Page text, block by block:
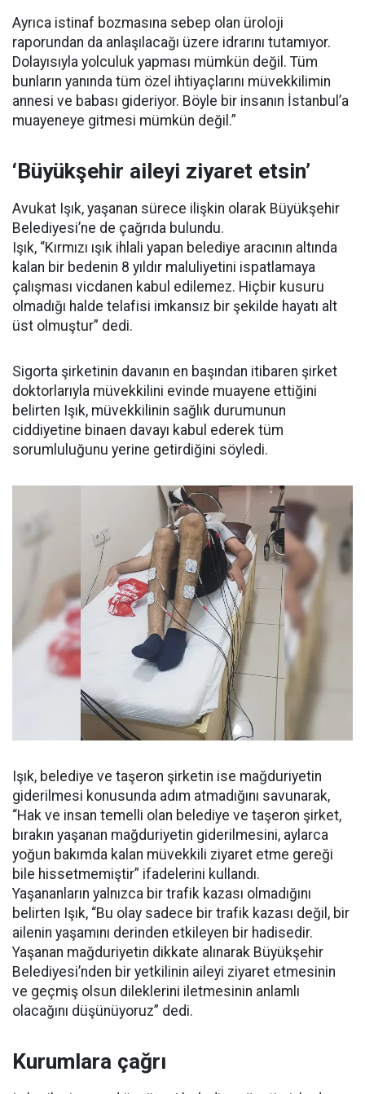
Ayrıca istinaf bozmasına sebep olan üroloji
raporundan da anlaşılacağı üzere idrarını tutamıyor.
Dolayısıyla yolculuk yapması mümkün değil. Tüm
bunların yanında tüm özel ihtiyaçlarını müvekkilimin
annesi ve babası gideriyor. Böyle bir insanın İstanbul’a
muayeneye gitmesi mümkün değil.”
‘Büyükşehir aileyi ziyaret etsin’
Avukat Işık, yaşanan sürece ilişkin olarak Büyükşehir
Belediyesi’ne de çağrıda bulundu.
Işık, “Kırmızı ışık ihlali yapan belediye aracının altında
kalan bir bedenin 8 yıldır maluliyetini ispatlamaya
çalışması vicdanen kabul edilemez. Hiçbir kusuru
olmadığı halde telafisi imkansız bir şekilde hayatı alt
üst olmuştur” dedi.
Sigorta şirketinin davanın en başından itibaren şirket
doktorlarıyla müvekkilini evinde muayene ettiğini
belirten Işık, müvekkilinin sağlık durumunun
ciddiyetine binaen davayı kabul ederek tüm
sorumluluğunu yerine getirdiğini söyledi.
Işık, belediye ve taşeron şirketin ise mağduriyetin
giderilmesi konusunda adım atmadığını savunarak,
“Hak ve insan temelli olan belediye ve taşeron şirket,
bırakın yaşanan mağduriyetin giderilmesini, aylarca
yoğun bakımda kalan müvekkili ziyaret etme gereği
bile hissetmemiştir” ifadelerini kullandı.
Yaşananların yalnızca bir trafik kazası olmadığını
belirten Işık, “Bu olay sadece bir trafik kazası değil, bir
ailenin yaşamını derinden etkileyen bir hadisedir.
Yaşanan mağduriyetin dikkate alınarak Büyükşehir
Belediyesi’nden bir yetkilinin aileyi ziyaret etmesinin
ve geçmiş olsun dileklerini iletmesinin anlamlı
olacağını düşünüyoruz” dedi.
Kurumlara çağrı